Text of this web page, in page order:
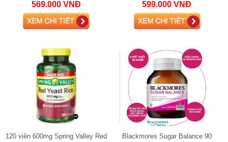
Rụng Tóc
569.000 VNĐ 599.000 VNĐ
120 viên 600mg Spring Valley Red
Blackmores Sugar Balance 90